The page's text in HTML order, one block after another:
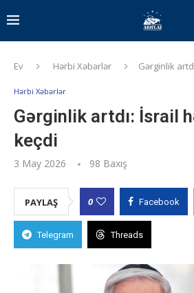
Ev Hərbi Xəbərlər Gərginlik
Hərbi Xəbərlər
Gərginlik artdı: İsrail
keçdi
3 May 2026 98 Baxış
PAYLAŞ 0 Facebook
Telegram Threads